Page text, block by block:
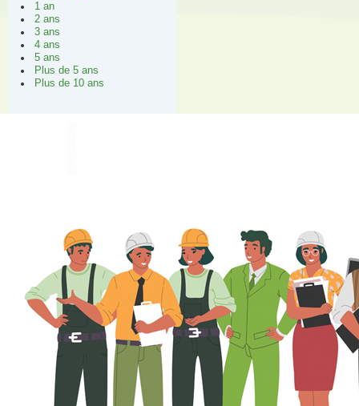
1 an
2 ans
3 ans
4 ans
5 ans
Plus de 5 ans
Plus de 10 ans